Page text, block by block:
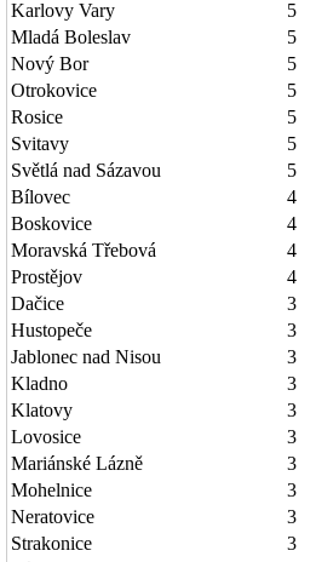
Karlovy Vary
5
Mladá Boleslav
5
Nový Bor
5
Otrokovice
5
Rosice
5
Svitavy
5
Světlá nad Sázavou
5
Bílovec
4
Boskovice
4
Moravská Třebová
4
Prostějov
4
Dačice
3
Hustopeče
3
Jablonec nad Nisou
3
Kladno
3
Klatovy
3
Lovosice
3
Mariánské Lázně
3
Mohelnice
3
Neratovice
3
Strakonice
3